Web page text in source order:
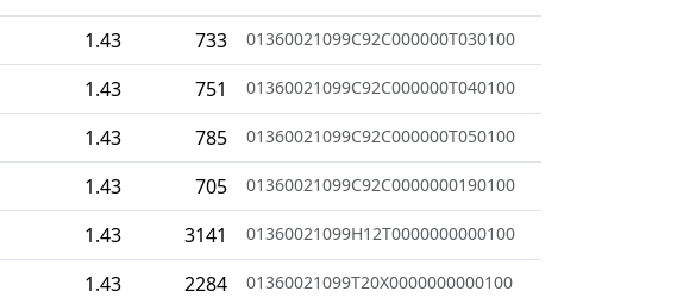
1.43 733 01360021099C92C000000T030100
1.43 751 01360021099C92C000000T040100
1.43 785 01360021099C92C000000T050100
1.43 705 01360021099C92C0000000190100
1.43 3141 01360021099H12T0000000000100
1.43 2284 01360021099T20X0000000000100